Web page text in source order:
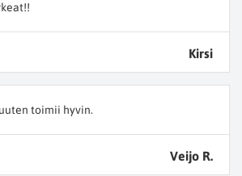
Kirsi
toimii hyvin.
Veijo R.